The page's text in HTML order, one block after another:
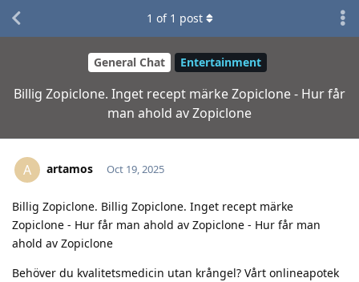
General Chat Entertainment
Billig Zopiclone. Inget recept märke Zopiclone - Hur får
man ahold av Zopiclone
1 of 1 post
A artamos Oct 19, 2025
Billig Zopiclone. Billig Zopiclone. Inget recept märke
Zopiclone - Hur får man ahold av Zopiclone - Hur får man
ahold av Zopiclone
Behöver du kvalitetsmedicin utan krångel? Vårt onlineapotek